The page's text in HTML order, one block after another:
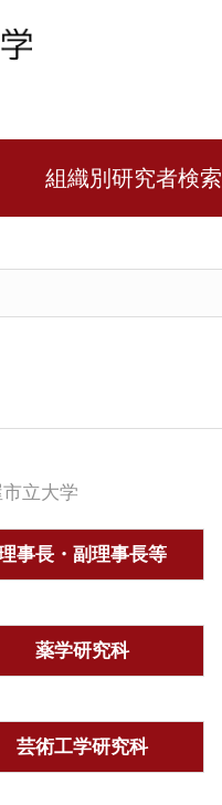
組織別研究者検索
立大学
事長・副理事長等
薬学研究科
芸術工学研究科